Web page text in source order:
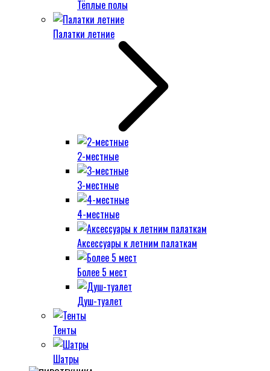
Тёплые полы
Палатки летние
2-местные
3-местные
4-местные
Аксессуары к летним палаткам
Более 5 мест
Душ-туалет
Тенты
Шатры